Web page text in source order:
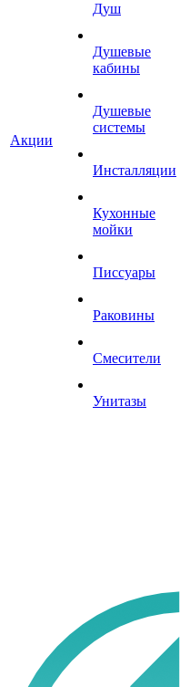
Акции
Душ
Душевые
кабины
Душевые
системы
Инсталляции
Кухонные
мойки
Писсуары
Раковины
Смесители
Унитазы